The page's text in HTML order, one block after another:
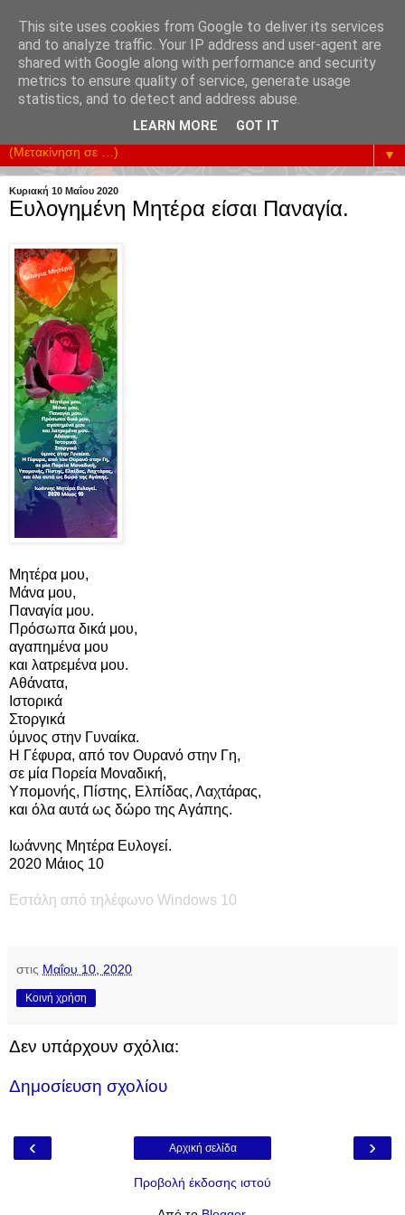
Υπηρετούμε την Επικοινωνία της Κοινωνίας. Ενισχύουμε
κάθε Προσπάθεια Οικονομικής Ανάπτυξης.
▼
Κυριακή 10 Μαΐου 2020
Ευλογημένη Μητέρα είσαι Παναγία.
Μητέρα μου,
Μάνα μου,
Παναγία μου.
Πρόσωπα δικά μου,
αγαπημένα μου
και λατρεμένα μου.
Αθάνατα,
Ιστορικά
Στοργικά
ύμνος στην Γυναίκα.
Η Γέφυρα, από τον Ουρανό στην Γη,
σε μία Πορεία Μοναδική,
Υπομονής, Πίστης, Ελπίδας, Λαχτάρας,
και όλα αυτά ως δώρο της Αγάπης.
Ιωάννης Μητέρα Ευλογεί.
2020 Μάιος 10
Εστάλη από τηλέφωνο Windows 10
στις Μαΐου 10, 2020
Κοινή χρήση
Δεν υπάρχουν σχόλια:
Δημοσίευση σχολίου
‹ ›
Αρχική σελίδα
Προβολή έκδοσης ιστού
This site uses cookies from Google to deliver its services
and to analyze traffic. Your IP address and user-agent are
shared with Google along with performance and security
metrics to ensure quality of service, generate usage
statistics, and to detect and address abuse.
LEARN MORE GOT IT